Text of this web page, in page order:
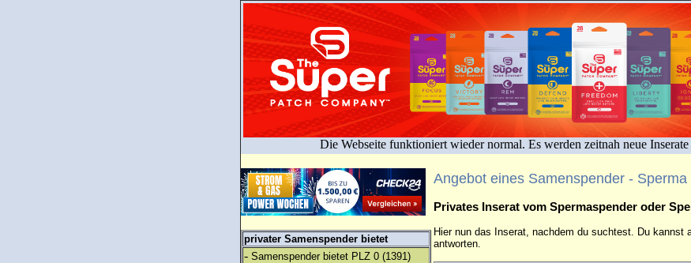
Die Webseite funktioniert wieder normal. Es werden zeitnah neue
privater Samenspender bietet
- Samenspender bietet PLZ 0 (1391)
Angebot eines Samenspender -
Privates Inserat vom Spermaspender oder
Hier nun das Inserat, nachdem du suchtest. Du kannst
antworten.